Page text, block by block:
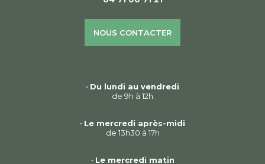
NOUS CONTACTER
• Du lundi au vendredi
de 9h à 12h
• Le mercredi après-midi
de 13h30 à 17h
• Le mercredi matin